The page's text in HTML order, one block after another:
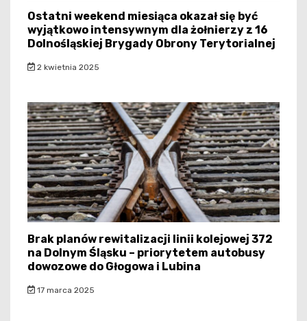
Ostatni weekend miesiąca okazał się być
wyjątkowo intensywnym dla żołnierzy z 16
Dolnośląskiej Brygady Obrony Terytorialnej
2 kwietnia 2025
Brak planów rewitalizacji linii kolejowej 372
na Dolnym Śląsku – priorytetem autobusy
dowozowe do Głogowa i Lubina
17 marca 2025